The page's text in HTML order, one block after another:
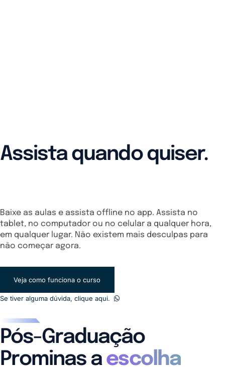
Assista quando quiser.
Baixe as aulas e assista offline no app. Assista no
tablet, no computador ou no celular a qualquer hora,
em qualquer lugar. Não existem mais desculpas para
não começar agora.
Veja como funciona o curso
Se tiver alguma dúvida, clique aqui.
Pós-Graduação
Prominas aescolha